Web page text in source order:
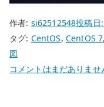
作者: si62512548投稿
タグ: CentOS, CentOS 7,
図
CentOS
コメントはまだありませ